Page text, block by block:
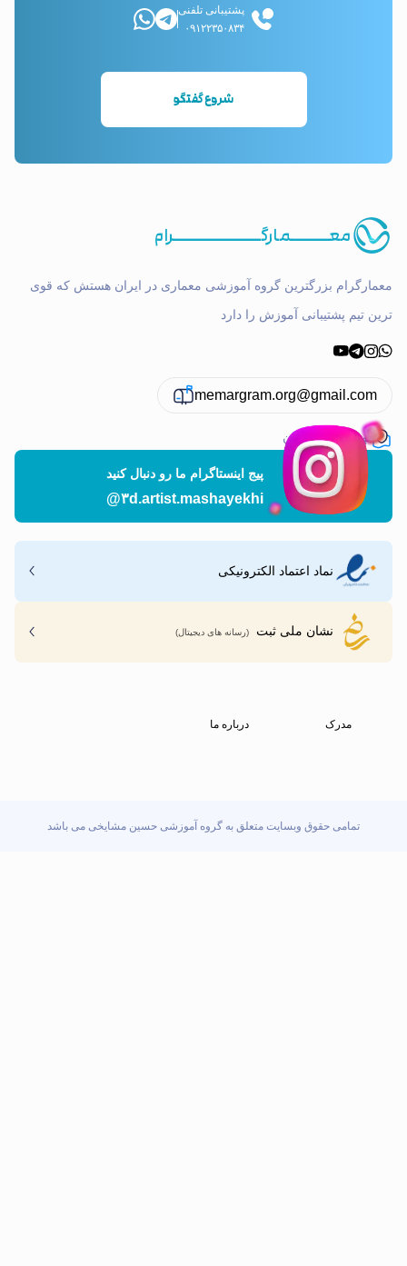
پشتیبانی تلفنی
۰۹۱۲۲۳۵۰۸۳۴
شروع گفتگو
معـــــــمارگــــــــــــــــرام
بزرگترین گروه آموزشی معماری در ایران هستش که قوی
تیم پشتیبانی آموزش را دارد
memargram.org@gmail.com
تهران ، پاسداران
پیج اینستاگرام ما رو دنبال کنید
@۳d.artist.mashayekhi
نماد اعتماد الکترونیکی
نشان ملی ثبت (رسانه های دیجیتال)
درباره ما
تمامی حقوق وبسایت متعلق به گروه آموزشی حسین مشایخی می باشد